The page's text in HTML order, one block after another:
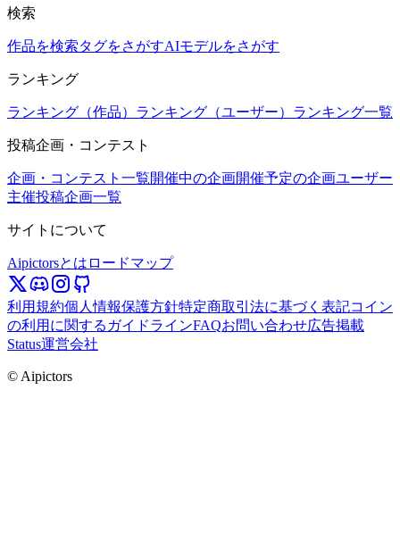
検索
作品を検索タグをさがすAIモデルをさがす
ランキング
ランキング（作品） ランキング（ユーザー） ランキング一覧
投稿企画・コンテスト
企画・コンテスト一覧開催中の企画開催予定の企画ユーザー
主催投稿企画一覧
サイトについて
Aipictorsとは ロードマップ
利用規約個人情報保護方針特定商取引法に基づく表記コイン
の利用に関するガイドラインFAQお問い合わせ広告掲載
Status運営会社
© Aipictors